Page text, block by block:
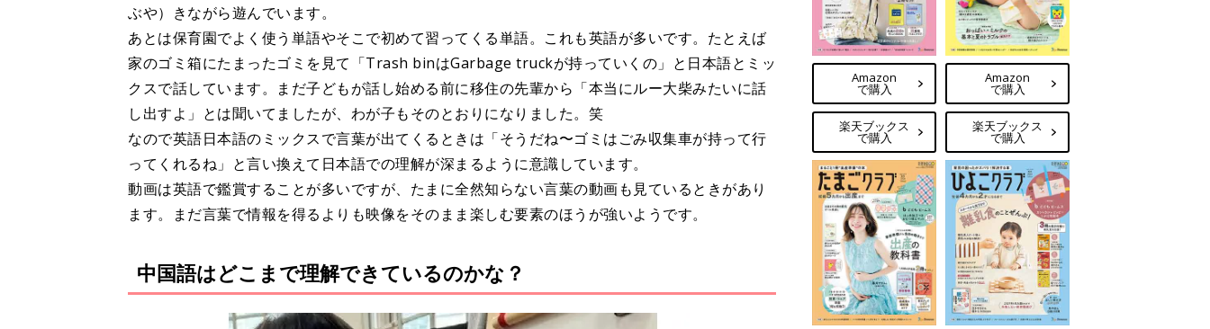
ぶや）きながら遊んでいます。
あとは保育園でよく使う単語やそこで初めて習ってくる単語。これも英語が多いです。たとえば
家のゴミ箱にたまったゴミを見て「Trash binはGarbage truckが持っていくの」と日本語とミッ
クスで話しています。まだ子どもが話し始める前に移住の先輩から「本当にルー大柴みたいに話
し出すよ」とは聞いてましたが、わが子もそのとおりになりました。笑
なので英語日本語のミックスで言葉が出てくるときは「そうだね〜ゴミはごみ収集車が持って行
ってくれるね」と言い換えて日本語での理解が深まるように意識しています。
動画は英語で鑑賞することが多いですが、たまに全然知らない言葉の動画も見ているときがあり
ます。まだ言葉で情報を得るよりも映像をそのまま楽しむ要素のほうが強いようです。
中国語はどこまで理解できているのかな？
Amazon
で購入
楽天ブックス
で購入
Amazon
で購入
楽天ブックス
で購入